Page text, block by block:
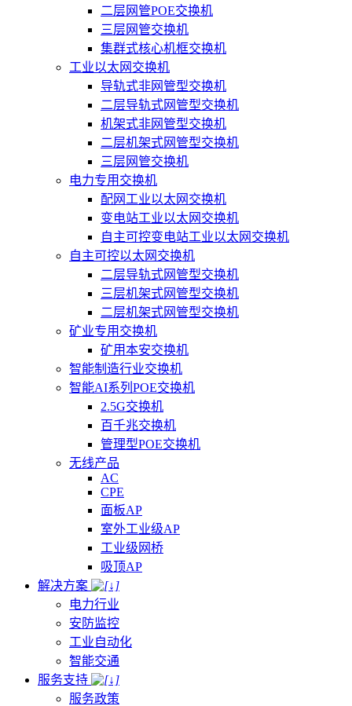
二层网管POE交换机
三层网管交换机
集群式核心机框交换机
工业以太网交换机
导轨式非网管型交换机
二层导轨式网管型交换机
机架式非网管型交换机
二层机架式网管型交换机
三层网管交换机
电力专用交换机
配网工业以太网交换机
变电站工业以太网交换机
自主可控变电站工业以太网交换机
自主可控以太网交换机
二层导轨式网管型交换机
三层机架式网管型交换机
二层机架式网管型交换机
矿业专用交换机
矿用本安交换机
智能制造行业交换机
智能AI系列POE交换机
2.5G交换机
百千兆交换机
管理型POE交换机
无线产品
AC
CPE
面板AP
室外工业级AP
工业级网桥
吸顶AP
解决方案
电力行业
安防监控
工业自动化
智能交通
服务支持
服务政策